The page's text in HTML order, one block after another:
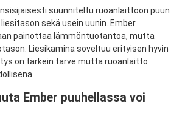
suunniteltu ruoanlaittoon puun
sekä usein uunin. Ember
painottaa lämmöntuotantoa, mutta
Liesikamina soveltuu erityisen hyvin
on tärkein tarve mutta ruoanlaitto
Ember puuhellassa voi